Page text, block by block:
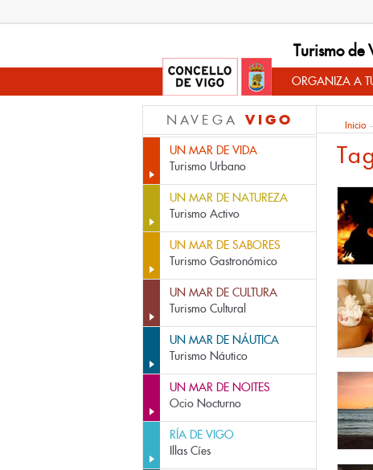
Turismo de
ORGANIZA A
NAVEGA VIGO
UN MAR DE VIDA
Turismo Urbano
UN MAR DE NATUREZA
Turismo Activo
UN MAR DE SABORES
Turismo Gastronómico
UN MAR DE CULTURA
Turismo Cultural
UN MAR DE NÁUTICA
Turismo Náutico
UN MAR DE NOITES
Ocio Nocturno
RÍA DE VIGO
Illas Cíes
Inicio